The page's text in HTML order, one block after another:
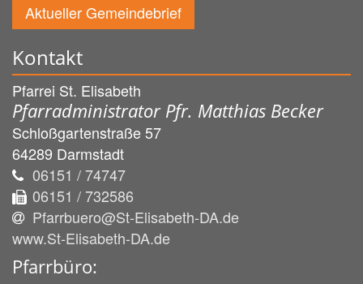
Aktueller Gemeindebrief
Kontakt
Pfarrei St. Elisabeth
Pfarradministrator Pfr. Matthias Becker
Schloßgartenstraße 57
64289 Darmstadt
06151 / 74747
06151 / 732586
Pfarrbuero@St-Elisabeth-DA.de
www.St-Elisabeth-DA.de
Pfarrbüro: